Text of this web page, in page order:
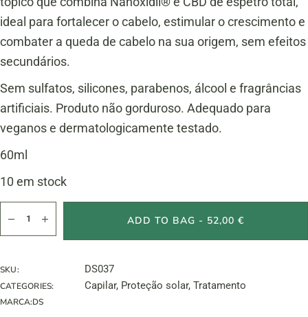
ideal para fortalecer o cabelo, estimular o crescimento e
combater a queda de cabelo na sua origem, sem efeitos
secundários.
Sem sulfatos, silicones, parabenos, álcool e fragrâncias
artificiais. Produto não gorduroso. Adequado para
veganos e dermatologicamente testado.
60ml
10 em stock
ADD TO BAG - 52,00 €
SKU: DS037
CATEGORIES: Capilar, Proteção solar, Tratamento
MARCA:DS